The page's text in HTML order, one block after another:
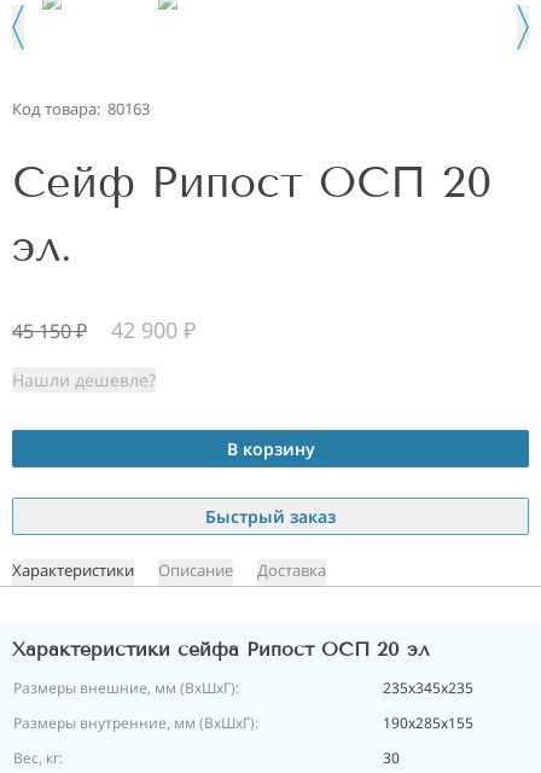
Код товара: 80163
Сейф Рипост ОСП 20
эл.
45 150₽ 42 900 ₽
Нашли дешевле?
В корзину
Быстрый заказ
Характеристики Описание Доставка
Характеристики сейфа Рипост ОСП 20 эл
Размеры внешние, мм (ВхШхГ):
235х345х235
Размеры внутренние, мм (ВхШхГ):
190х285х155
Вес, кг:
30